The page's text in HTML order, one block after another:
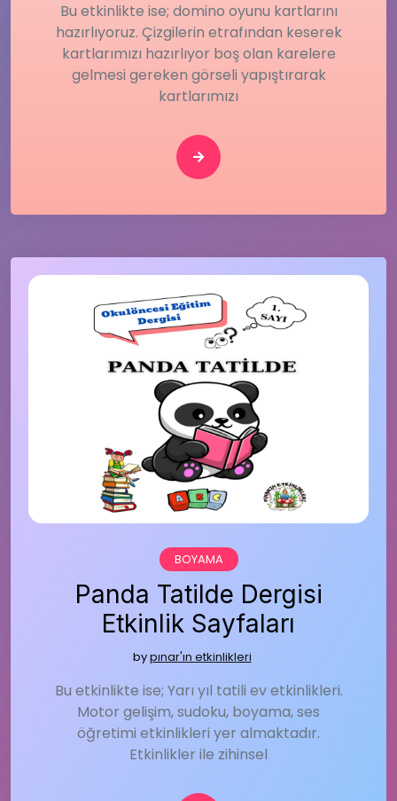
Bu etkinlikte ise; domino oyunu kartlarını
hazırlıyoruz. Çizgilerin etrafından keserek
kartlarımızı hazırlıyor boş olan karelere
gelmesi gereken görseli yapıştırarak
kartlarımızı
BOYAMA
Panda Tatilde Dergisi
Etkinlik Sayfaları
bypınar'ın etkinlikleri
Bu etkinlikte ise; Yarı yıl tatili ev etkinlikleri.
Motor gelişim, sudoku, boyama, ses
öğretimi etkinlikleri yer almaktadır.
Etkinlikler ile zihinsel